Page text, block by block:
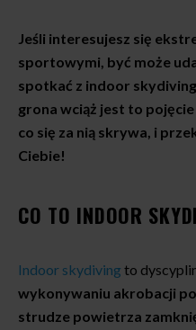
Jeśli interesujesz się
sportowymi, być może
spotkać z indoor
grona wciąż jest to
co się za nią skrywa, i
Ciebie!
CO TO INDOOR
Indoor skydiving to
wykonywaniu akrobacji
strudze powietrza